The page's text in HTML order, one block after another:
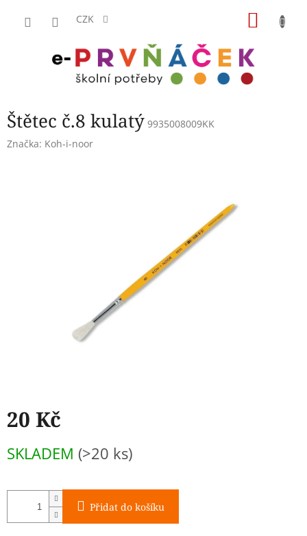
CZK
Štětec č.8 kulatý 9935008009KK
Značka: Koh-i-noor
20 Kč
cena:
SKLADEM (>20 ks)
Přidat do košíku